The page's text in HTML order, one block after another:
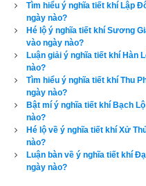
Tìm hiểu ý nghĩa tiết khí Lập
ngày nào?
Hé lộ ý nghĩa tiết khí Sương
vào ngày nào?
Luận giải ý nghĩa tiết khí Hàn
nào?
Tìm hiểu ý nghĩa tiết khí Thu
ngày nào?
Bật mí ý nghĩa tiết khí Bạch
nào?
Hé lộ về ý nghĩa tiết khí Xử
nào?
Luận bàn về ý nghĩa tiết khí
ngày nào?